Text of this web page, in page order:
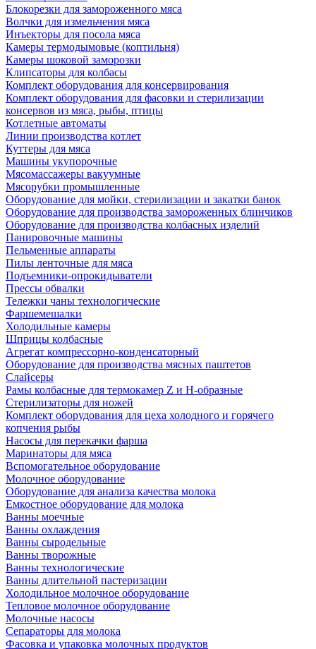
Блокорезки для замороженного мяса
Волчки для измельчения мяса
Инъекторы для посола мяса
Камеры термодымовые (коптильня)
Камеры шоковой заморозки
Клипсаторы для колбасы
Комплект оборудования для консервирования
Комплект оборудования для фасовки и стерилизации
консервов из мяса, рыбы, птицы
Котлетные автоматы
Линии производства котлет
Куттеры для мяса
Машины укупорочные
Мясомассажеры вакуумные
Мясорубки промышленные
Оборудование для мойки, стерилизации и закатки банок
Оборудование для производства замороженных блинчиков
Оборудование для производства колбасных изделий
Панировочные машины
Пельменные аппараты
Пилы ленточные для мяса
Подъемники-опрокидыватели
Прессы обвалки
Тележки чаны технологические
Фаршемешалки
Холодильные камеры
Шприцы колбасные
Агрегат компрессорно-конденсаторный
Оборудование для производства мясных паштетов
Слайсеры
Рамы колбасные для термокамер Z и H-образные
Стерилизаторы для ножей
Комплект оборудования для цеха холодного и горячего
копчения рыбы
Насосы для перекачки фарша
Маринаторы для мяса
Вспомогательное оборудование
Молочное оборудование
Оборудование для анализа качества молока
Емкостное оборудование для молока
Ванны моечные
Ванны охлаждения
Ванны сыродельные
Ванны творожные
Ванны технологические
Ванны длительной пастеризации
Холодильное молочное оборудование
Тепловое молочное оборудование
Молочные насосы
Сепараторы для молока
Фасовка и упаковка молочных продуктов